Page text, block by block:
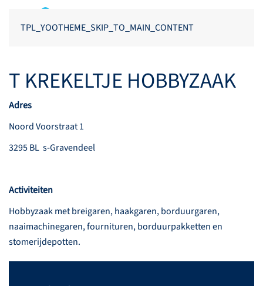
TPL_YOOTHEME_SKIP_TO_MAIN_CONTENT
T KREKELTJE HOBBYZAAK
Adres
Noord Voorstraat 1
3295 BL s-Gravendeel
Activiteiten
Hobbyzaak met breigaren, haakgaren, borduurgaren,
naaimachinegaren, fournituren, borduurpakketten en
stomerijdepotten.